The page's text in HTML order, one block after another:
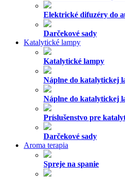
Elektrické difuzéry do
Darčekové sady
Katalytické lampy
Katalytické lampy
Náplne do katalytickej
Náplne do katalytickej
Príslušenstvo pre
Darčekové sady
Aroma terapia
Spreje na spanie